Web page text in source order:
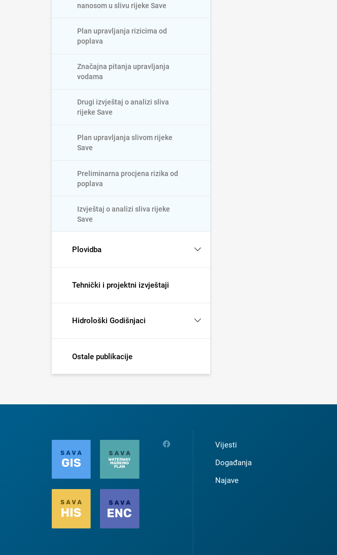
nanosom u slivu rijeke Save
Plan upravljanja rizicima od
poplava
Značajna pitanja upravljanja
vodama
Drugi izvještaj o analizi sliva
rijeke Save
Plan upravljanja slivom rijeke
Save
Preliminarna procjena rizika od
poplava
Izvještaj o analizi sliva rijeke
Save
Plovidba
Tehnički i projektni izvještaji
Hidrološki Godišnjaci
Ostale publikacije
Vijesti
Događanja
Najave